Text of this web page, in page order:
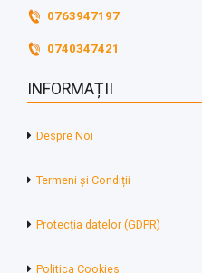
0763947197
0740347421
INFORMAȚII
Despre Noi
Termeni și Condiții
Protecția datelor (GDPR)
Politica Cookies